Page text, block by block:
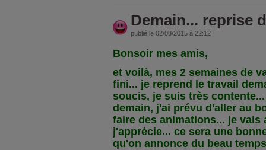
Demain... reprise
publié le 02/08/2015 à 22:12
Bonsoir mes amis,
et voilà, mes 2 semaines de
fini... je reprend le travail
soucis, je suis très
demain, j'ai prévu d'aller au
faire des animations... je vais
j'apprécie... ce sera une
qu'on annonce du beau